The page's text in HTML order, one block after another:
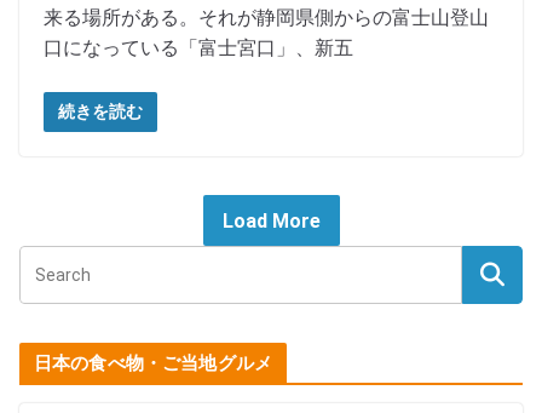
来る場所がある。それが静岡県側からの富士山登山
口になっている「富士宮口」、新五
続きを読む
Load More
日本の食べ物・ご当地グルメ